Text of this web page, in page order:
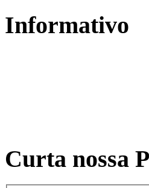
Informativo
Curta nossa